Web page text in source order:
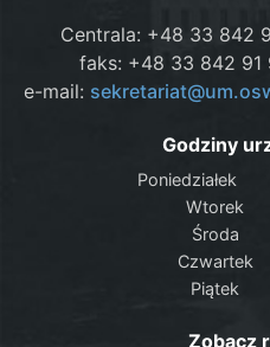
Centrala: +48 33 842
faks: +48 33 842 91
e-mail:
Godziny
Poniedziałek
Wtorek
Środa
Czwartek
Piątek
Zobacz